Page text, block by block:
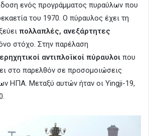
ενός προγράμματος πυραύλων που
του 1970. Ο πύραυλος έχει τη
πολλαπλές, ανεξάρτητες
στόχο. Στην παρέλαση
αντιπλοϊκοί πύραυλοι που
στο παρελθόν σε προσομοιώσεις
ΗΠΑ. Μεταξύ αυτών ήταν οι Yingji-19,